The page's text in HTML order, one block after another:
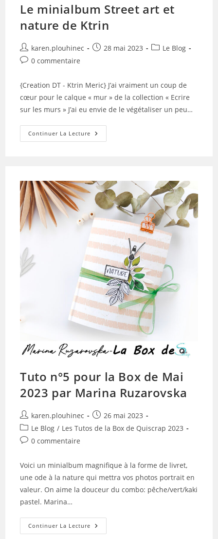
Le minialbum Street art et
nature de Ktrin
Auteur/autrice
de
karen.plouhinec
Publication
28 mai 2023
PostLe Blog
Commentaires
publication :
0 commentaire
{Creation DT - Ktrin Meric} J’ai vraiment un coup de
cœur pour le calque « mur » de la collection « Ecrire
sur les murs » J’ai eu envie de le végétaliser un peu…
Continuer La Lecture Le
Minialbum
Ktrin
Tuto n°5 pour la Box de Mai
2023 par Marina Ruzarovska
Auteur/autrice
de
la
publication :
karen.plouhinec
Publication
publiée :
26 mai 2023
Post
category:
Le Blog / Les Tutos de la Box de Quiscrap 2023
Commentaires
la
0 commentaire
Voici un minialbum magnifique à la forme de livret,
une ode à la nature qui mettra vos photos portrait en
valeur. On aime la douceur du combo: pêche/vert/kaki
pastel. Marina…
Continuer La Lecture Tuto
N°5